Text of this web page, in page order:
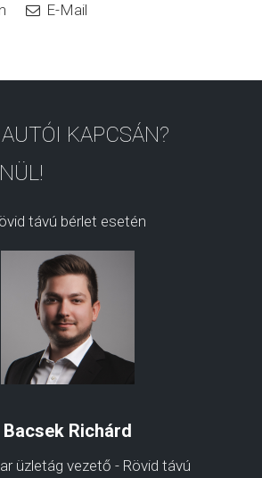
E-Mail
KAPCSÁN?
távú bérlet esetén
Bacsek Richárd
üzletág vezető - Rövid távú